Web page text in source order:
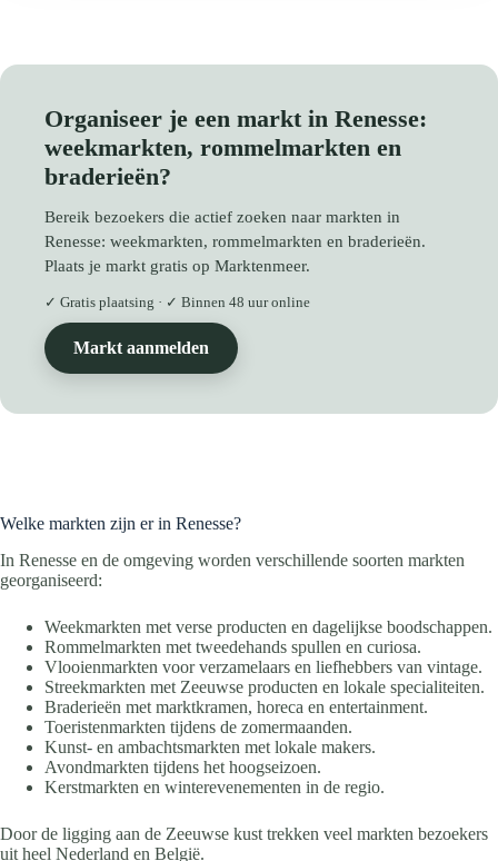
Organiseer je een markt in Renesse:
weekmarkten, rommelmarkten en
braderieën?
Bereik bezoekers die actief zoeken naar markten in
Renesse: weekmarkten, rommelmarkten en braderieën.
Plaats je markt gratis op Marktenmeer.
✓ Gratis plaatsing · ✓ Binnen 48 uur online
Markt aanmelden
Welke markten zijn er in Renesse?
In Renesse en de omgeving worden verschillende soorten markten
georganiseerd:
Weekmarkten met verse producten en dagelijkse boodschappen.
Rommelmarkten met tweedehands spullen en curiosa.
Vlooienmarkten voor verzamelaars en liefhebbers van vintage.
Streekmarkten met Zeeuwse producten en lokale specialiteiten.
Braderieën met marktkramen, horeca en entertainment.
Toeristenmarkten tijdens de zomermaanden.
Kunst- en ambachtsmarkten met lokale makers.
Avondmarkten tijdens het hoogseizoen.
Kerstmarkten en winterevenementen in de regio.
Door de ligging aan de Zeeuwse kust trekken veel markten bezoekers
uit heel Nederland en België.